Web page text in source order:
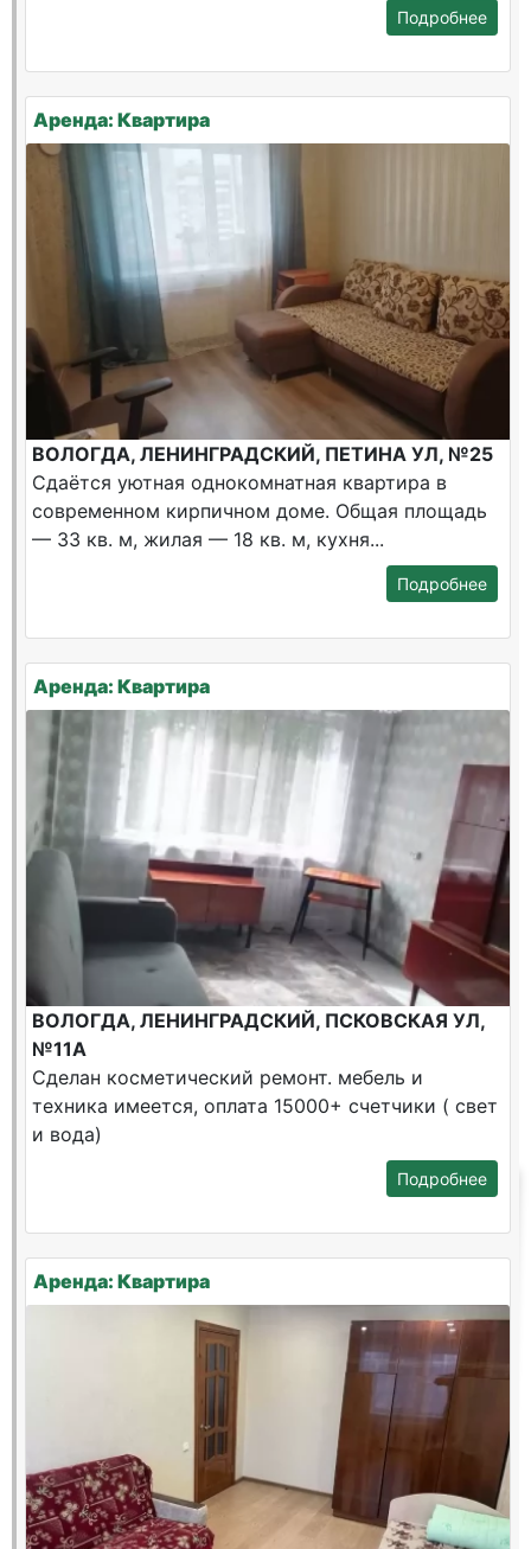
Подробнее
Аренда: Квартира
ВОЛОГДА, ЛЕНИНГРАДСКИЙ, ПЕТИНА УЛ, №25
Сдаётся уютная однокомнатная квартира в
современном кирпичном доме. Общая площадь
— 33 кв. м, жилая — 18 кв. м, кухня...
Подробнее
Аренда: Квартира
ВОЛОГДА, ЛЕНИНГРАДСКИЙ, ПСКОВСКАЯ УЛ,
№11А
Сделан косметический ремонт. мебель и
техника имеется, оплата 15000+ счетчики ( свет
и вода)
Подробнее
Аренда: Квартира